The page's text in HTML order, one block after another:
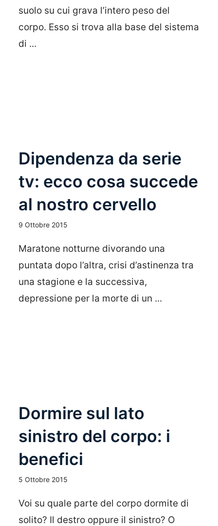
suolo su cui grava l’intero peso del
corpo. Esso si trova alla base del sistema
di ...
Dipendenza da serie
tv: ecco cosa succede
al nostro cervello
9 Ottobre 2015
Maratone notturne divorando una
puntata dopo l’altra, crisi d’astinenza tra
una stagione e la successiva,
depressione per la morte di un ...
Dormire sul lato
sinistro del corpo: i
benefici
5 Ottobre 2015
Voi su quale parte del corpo dormite di
solito? Il destro oppure il sinistro? O